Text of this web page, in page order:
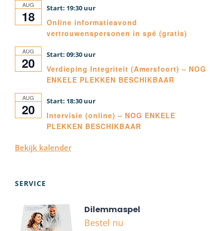
AUG
18 19:30
Online informatieavond
vertrouwenspersonen in spé (gratis)
AUG
20 09:30
Verdieping Integriteit (Amersfoort) – NOG
ENKELE PLEKKEN BESCHIKBAAR
AUG
20 18:30
Intervisie (online) – NOG ENKELE
PLEKKEN BESCHIKBAAR
Bekijk kalender
SERVICE
Dilemmaspel
Bestel nu